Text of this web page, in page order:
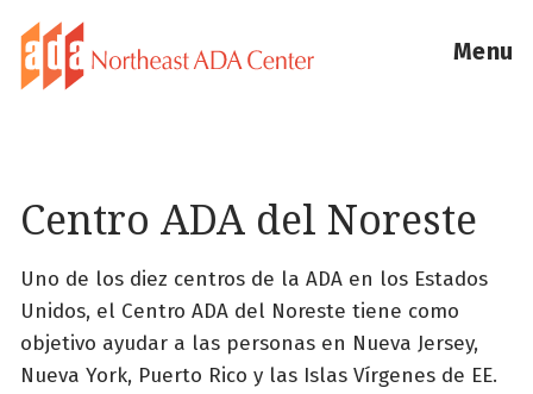
Menu
Centro ADA del Noreste
Uno de los diez centros de la ADA en los Estados
Unidos, el Centro ADA del Noreste tiene como
objetivo ayudar a las personas en Nueva Jersey,
Nueva York, Puerto Rico y las Islas Vírgenes de EE.